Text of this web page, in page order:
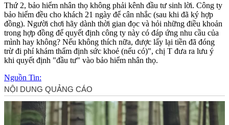
Thứ 2, bảo hiểm nhân thọ không phải kênh đầu tư sinh lời. Công ty
bảo hiểm đều cho khách 21 ngày để cân nhắc (sau khi đã ký hợp
đồng). Người chơi hãy dành thời gian đọc và hỏi những điều khoản
trong hợp đồng để quyết định công ty này có đáp ứng nhu cầu của
mình hay không? Nếu không thích nữa, được lấy lại tiền đã đóng
trừ đi phí khám thẩm định sức khoẻ (nếu có)", chị T đưa ra lưu ý
khi quyết định "đầu tư" vào bảo hiểm nhân thọ.
Nguồn Tin: